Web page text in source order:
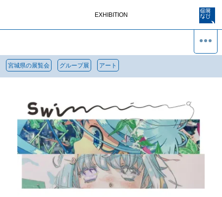
EXHIBITION
宮城県の展覧会 グループ展 アート